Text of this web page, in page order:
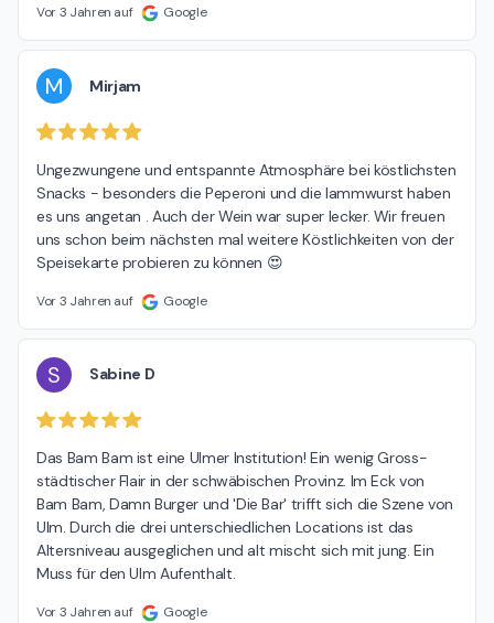
Vor 3 Jahren auf Google
M Mirjam
Ungezwungene und entspannte Atmosphäre bei köstlichsten
Snacks - besonders die Peperoni und die lammwurst haben
es uns angetan . Auch der Wein war super lecker. Wir freuen
uns schon beim nächsten mal weitere Köstlichkeiten von der
Speisekarte probieren zu können 😍
Vor 3 Jahren auf Google
S Sabine D
Das Bam Bam ist eine Ulmer Institution! Ein wenig Gross-
städtischer Flair in der schwäbischen Provinz. Im Eck von
Bam Bam, Damn Burger und 'Die Bar' trifft sich die Szene von
Ulm. Durch die drei unterschiedlichen Locations ist das
Altersniveau ausgeglichen und alt mischt sich mit jung. Ein
Muss für den Ulm Aufenthalt.
Vor 3 Jahren auf Google